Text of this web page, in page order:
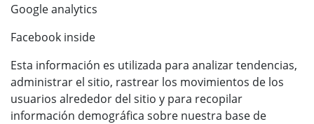
Google analytics
Facebook inside
Esta información es utilizada para analizar tendencias,
administrar el sitio, rastrear los movimientos de los
usuarios alrededor del sitio y para recopilar
información demográfica sobre nuestra base de